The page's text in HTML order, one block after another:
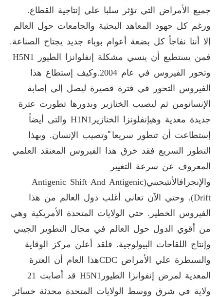
جميع الأمراض التي تؤثر سلبا علي إنتاجية القطاع.
ورغم كل جهود المعاهد البحثية والجامعات حول العالم
إلا أننا نفاجأ كل بضعة أعوام بوباء جديد يجتاح الصناعة.
فمن يستطيع أن ينسي مشكلة إنفلوانزا الطيور H5N1
وتحور الفيروس في عام 2004.وكيف إستطاع هذا
الفيروس التحور في فترة قصيرة ليصل إلي إصابة
الإنسانومن ثم ليصيب الخنازير وبدورها تطورت عترة
جديدة معدية وهيإنفلونزا الخنازير H1N1 والتى أيضاً
إستطاعت أن تتطور سريعا ًوتصيب الإنسان. وبهذا
التطور السريع فقد خرق هذا الفيروس المعتقد العلمي
المعروف عن سرعة التغيير
والإنجرافالأنتيجيني(Antigenic Shift And Antigenic
Drift). وحتي الآن تعاني أغلب دول العالم من هذا
الفيروس الخطير. حتي الولايات المتحدة الأمريكية وهي
من أقوي الدول حول العالم في مجال التطوير الجيني
وإنتاج اللقاحات البيولوجية. فلقد أعلن مركز الوقاية
والسيطرة علي الأمراض CDCهذا العام أن العترة
المعدية لمرض إنفوانزا الطيور H5N1
قد أصابت 21
ولاية في شرق ووسط الولايات المتحدة محدثة خسائر